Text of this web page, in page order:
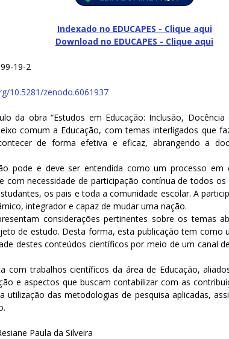
Indexado no EDUCAPES - Clique aqui
Download no EDUCAPES - Clique aqui
19-2
10.5281/zenodo.6061937
da obra “Estudos em Educação: Inclusão,
comum a Educação, com temas interligados que
de forma efetiva e eficaz, abrangendo a
pode e deve ser entendida como um processo em
com necessidade de participação contínua de todos
os pais e toda a comunidade escolar. A
integrador e capaz de mudar uma nação.
considerações pertinentes sobre os temas
de estudo. Desta forma, esta publicação tem como
destes conteúdos científicos por meio de um canal
com trabalhos científicos da área de Educação,
e aspectos que buscam contabilizar com as
utilização das metodologias de pesquisa aplicadas,
Paula da Silveira